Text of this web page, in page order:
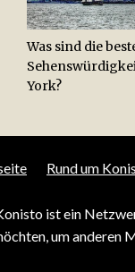
Was sind die
York?
Rund um
ist ein
um anderen